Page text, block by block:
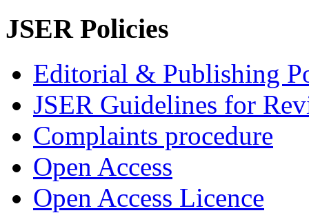
JSER Policies
Editorial & Publishing
JSER Guidelines for
Complaints procedure
Open Access
Open Access Licence